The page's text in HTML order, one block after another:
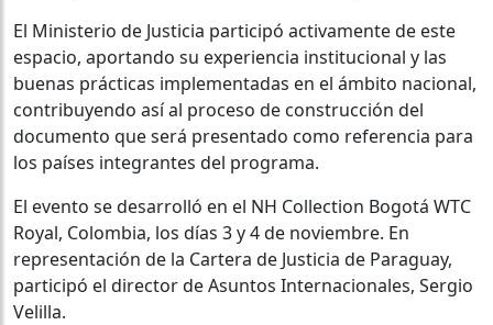
El Ministerio de Justicia participó activamente de este
espacio, aportando su experiencia institucional y las
buenas prácticas implementadas en el ámbito nacional,
contribuyendo así al proceso de construcción del
documento que será presentado como referencia para
los países integrantes del programa.
El evento se desarrolló en el NH Collection Bogotá WTC
Royal, Colombia, los días 3 y 4 de noviembre. En
representación de la Cartera de Justicia de Paraguay,
participó el director de Asuntos Internacionales, Sergio
Velilla.